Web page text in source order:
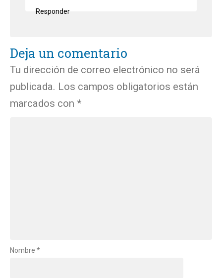
Responder
Deja un comentario
Tu dirección de correo electrónico no será
publicada. Los campos obligatorios están
marcados con *
Nombre *